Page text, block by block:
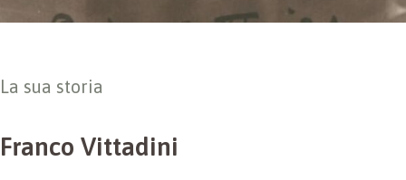
La sua storia
Franco Vittadini